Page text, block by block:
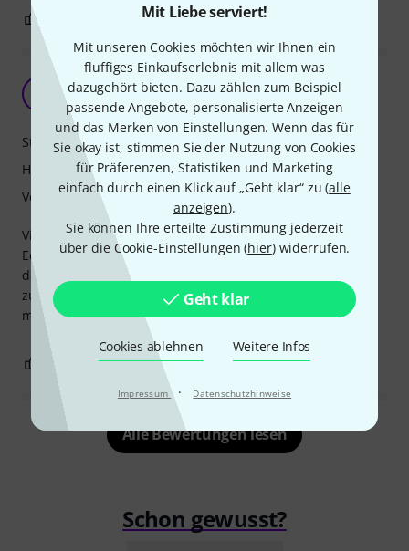
Mit Liebe serviert!
Mit unseren Cookies möchten wir Ihnen ein
fluffiges Einkaufserlebnis mit allem was
dazugehört bieten. Dazu zählen zum Beispiel
passende Angebote, personalisierte Anzeigen
und das Merken von Einstellungen. Wenn das für
Sie okay ist, stimmen Sie der Nutzung von Cookies
für Präferenzen, Statistiken und Marketing
einfach durch einen Klick auf „Geht klar“ zu (alle
anzeigen).
Sie können Ihre erteilte Zustimmung jederzeit
über die Cookie-Einstellungen (hier) widerrufen.
Geht klar
Cookies ablehnen Weitere Infos
Impressum · Datenschutzhinweise
BEWERTUNG MELDEN
Ausgezeichnete Stabilität
Christian458 21.10.2009
Viele Muggen, rauher Transport, enger Platz und spitzes
Equipment auf der Ladefläche. Wer kennt dies nicht. Um
dagegen geschützt zu sein habe ich mir dieses Hardcase
zugelegt. Eine bessere Hülle (seit 2005 im Einsatz) kann ich
mir nicht vorstellen.
Stabilität
Handling
Verarbeitung
0 BEWERTUNG MELDEN
Alle Bewertungen lesen
Schon gewusst?